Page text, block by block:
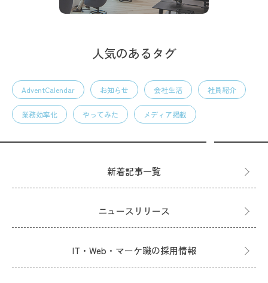
人気のあるタグ
AdventCalendar お知らせ 会社生活 社員紹介
業務効率化 やってみた メディア掲載
新着記事一覧
ニュースリリース
IT・Web・マーケ職の採用情報